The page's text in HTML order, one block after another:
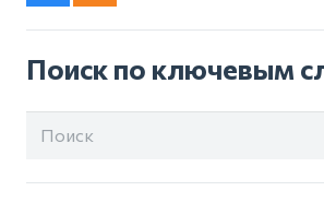
Поиск по ключевым